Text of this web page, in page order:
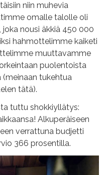
niin muhevia
omalle talolle oli
nousi äkkiä 450 000
hahmottelimme kaiketi
muuttavamme
puolentoista
tukehtua
tätä).
tuttu shokkiyllätys:
Alkuperäiseen
verrattuna budjetti
366 prosentilla.